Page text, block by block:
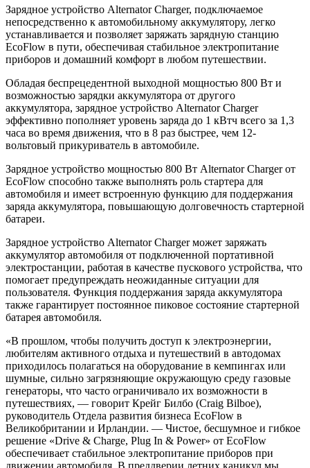
Зарядное устройство Alternator Charger, подключаемое
непосредственно к автомобильному аккумулятору, легко
устанавливается и позволяет заряжать зарядную станцию
EcoFlow в пути, обеспечивая стабильное электропитание
приборов и домашний комфорт в любом путешествии.
Обладая беспрецедентной выходной мощностью 800 Вт и
возможностью зарядки аккумулятора от другого
аккумулятора, зарядное устройство Alternator Charger
эффективно пополняет уровень заряда до 1 кВтч всего за 1,3
часа во время движения, что в 8 раз быстрее, чем 12-
вольтовый прикуриватель в автомобиле.
Зарядное устройство мощностью 800 Вт Alternator Charger от
EcoFlow способно также выполнять роль стартера для
автомобиля и имеет встроенную функцию для поддержания
заряда аккумулятора, повышающую долговечность стартерной
батареи.
Зарядное устройство Alternator Charger может заряжать
аккумулятор автомобиля от подключенной портативной
электростанции, работая в качестве пускового устройства, что
помогает предупреждать неожиданные ситуации для
пользователя. Функция поддержания заряда аккумулятора
также гарантирует постоянное пиковое состояние стартерной
батарея автомобиля.
«В прошлом, чтобы получить доступ к электроэнергии,
любителям активного отдыха и путешествий в автодомах
приходилось полагаться на оборудование в кемпингах или
шумные, сильно загрязняющие окружающую среду газовые
генераторы, что часто ограничивало их возможности в
путешествиях, — говорит Крейг Билбо (Craig Bilboe),
руководитель Отдела развития бизнеса EcoFlow в
Великобритании и Ирландии. — Чистое, бесшумное и гибкое
решение «Drive & Charge, Plug In & Power» от EcoFlow
обеспечивает стабильное электропитание приборов при
движении автомобиля. В преддверии летних каникул мы